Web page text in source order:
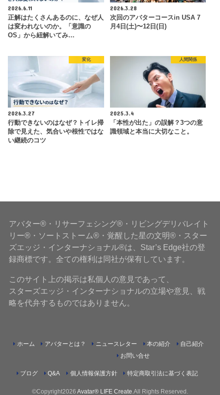
2026.6.11
正解はたくさんあるのに、なぜ人
は変われないのか。「意識の
OS」から紐解いてみ…
2026.3.28
次回のアバターコースin USA 7
月4日(土)〜12日(日)
変化
2026.3.27
行動できないのはなぜ？トイレ掃
除で見えた、気合いや根性ではな
い継続のコツ
人間関係
2025.3.4
「本性が出た」の誤解？3つの意
識領域と本当に大切なこと。
アバター®・リサーフェシング®・リビングデリバレイト
リー®・ソートストーム®・覚醒した星の文明®・スター
ズエッジ・インターナショナル®は、Star’s Edge社の登
録商標です。全ての権利は同社が保有しています。
このサイト上の掲示は私個人の意見であって、
スターズエッジ・インターナショナルの立場や意見、戦
略を代弁するものではありません。
ホーム アバターとは？ ニュースレター 本の紹介 自己紹介
ブログ Q&A
お問い合せ
個人情報保護方針 特定商取引法に基づく表記
©Copyright2026 Avatar® LIFE Create .All Rights Reserved.